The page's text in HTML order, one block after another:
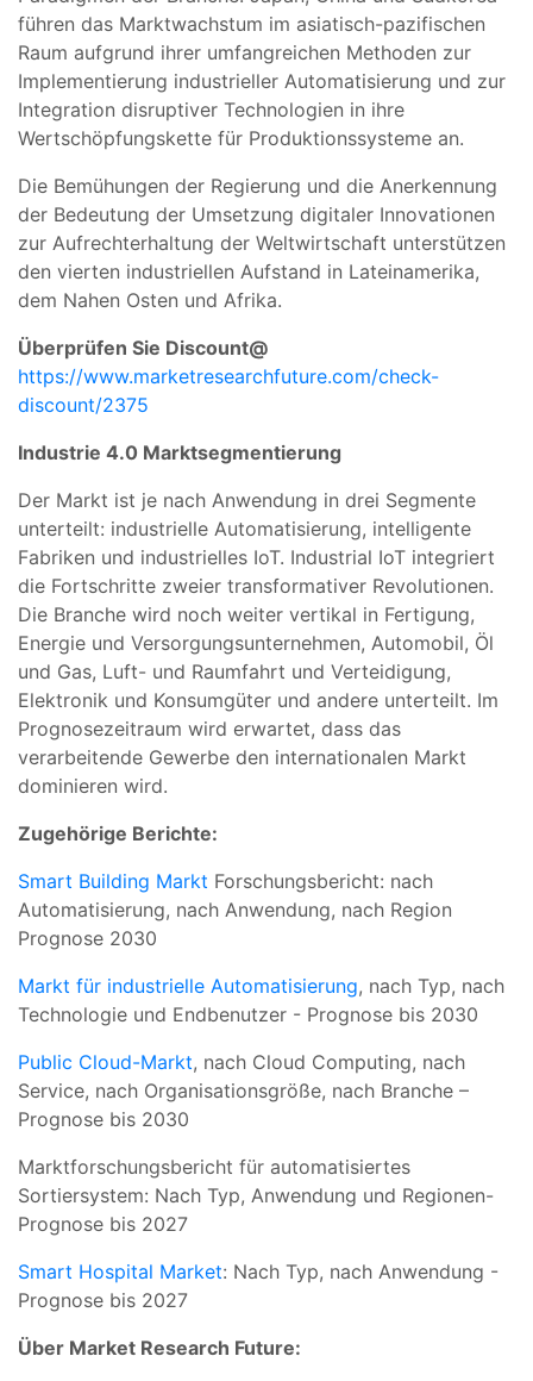
führen das Marktwachstum im asiatisch-pazifischen
Raum aufgrund ihrer umfangreichen Methoden zur
Implementierung industrieller Automatisierung und zur
Integration disruptiver Technologien in ihre
Wertschöpfungskette für Produktionssysteme an.
Die Bemühungen der Regierung und die Anerkennung
der Bedeutung der Umsetzung digitaler Innovationen
zur Aufrechterhaltung der Weltwirtschaft unterstützen
den vierten industriellen Aufstand in Lateinamerika,
dem Nahen Osten und Afrika.
Überprüfen Sie Discount@
https://www.marketresearchfuture.com/check-
discount/2375
Industrie 4.0 Marktsegmentierung
Der Markt ist je nach Anwendung in drei Segmente
unterteilt: industrielle Automatisierung, intelligente
Fabriken und industrielles IoT. Industrial IoT integriert
die Fortschritte zweier transformativer Revolutionen.
Die Branche wird noch weiter vertikal in Fertigung,
Energie und Versorgungsunternehmen, Automobil, Öl
und Gas, Luft- und Raumfahrt und Verteidigung,
Elektronik und Konsumgüter und andere unterteilt. Im
Prognosezeitraum wird erwartet, dass das
verarbeitende Gewerbe den internationalen Markt
dominieren wird.
Zugehörige Berichte:
Smart Building Markt Forschungsbericht: nach
Automatisierung, nach Anwendung, nach Region
Prognose 2030
Markt für industrielle Automatisierung, nach Typ, nach
Technologie und Endbenutzer - Prognose bis 2030
Public Cloud-Markt, nach Cloud Computing, nach
Service, nach Organisationsgröße, nach Branche –
Prognose bis 2030
Marktforschungsbericht für automatisiertes
Sortiersystem: Nach Typ, Anwendung und Regionen-
Prognose bis 2027
Smart Hospital Market: Nach Typ, nach Anwendung -
Prognose bis 2027
Über Market Research Future: